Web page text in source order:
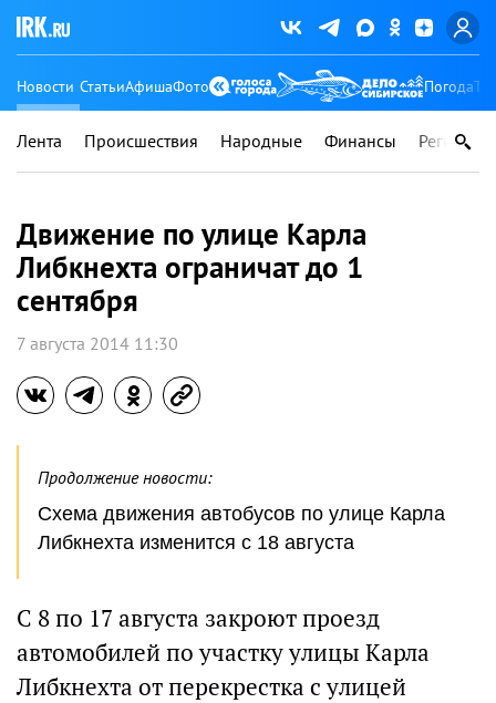
Новости СтатьиАфишаФото Погода
Лента Происшествия Народные Финансы Регионы
Движение по улице Карла
Либкнехта ограничат до 1
сентября
7 августа 2014 11:30
Продолжение новости:
Схема движения автобусов по улице Карла
Либкнехта изменится с 18 августа
С 8 по 17 августа закроют проезд
автомобилей по участку улицы Карла
Либкнехта от перекрестка с улицей